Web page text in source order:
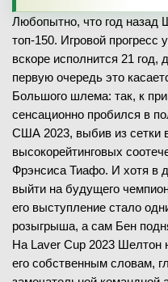
Любопытно, что год назад
топ-150. Игровой
вскоре исполнится 21 год,
первую очередь это
Большого шлема: так, к
сенсационно пробился в
США 2023, выбив из сетки
высокорейтинговых
Фрэнсиса Тиафо. И хотя в
выйти на будущего
его выступление стало
розыгрыша, а сам Бен
На Laver Cup 2023 Шелтон
его собственным словам,